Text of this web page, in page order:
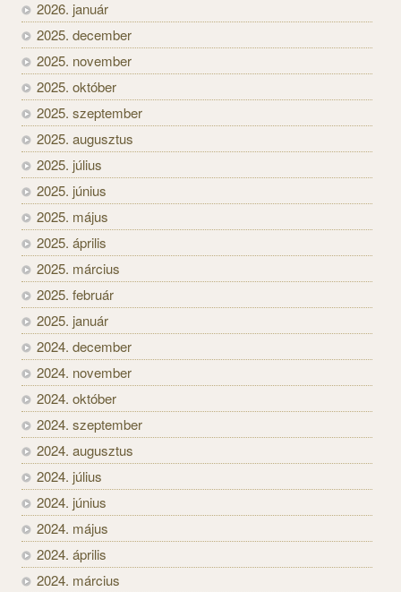
2026. január
2025. december
2025. november
2025. október
2025. szeptember
2025. augusztus
2025. július
2025. június
2025. május
2025. április
2025. március
2025. február
2025. január
2024. december
2024. november
2024. október
2024. szeptember
2024. augusztus
2024. július
2024. június
2024. május
2024. április
2024. március